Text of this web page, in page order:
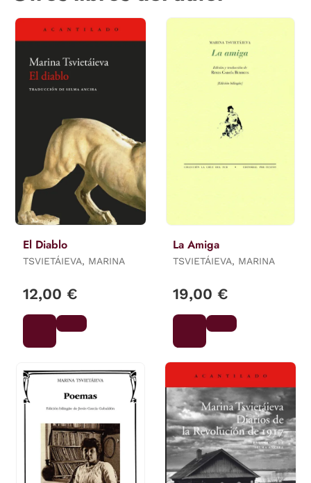
El Diablo
TSVIETÁIEVA, MARINA
12,00 €
La Amiga
TSVIETÁIEVA, MARINA
19,00 €